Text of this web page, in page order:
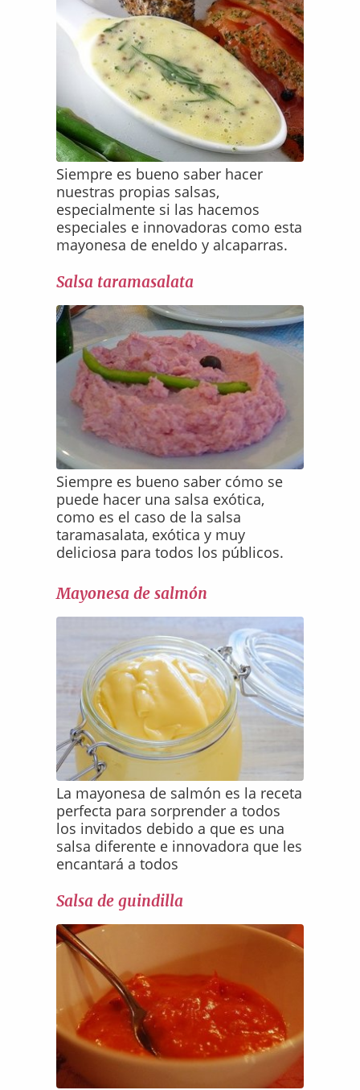
Siempre es bueno saber hacer
nuestras propias salsas,
especialmente si las hacemos
especiales e innovadoras como esta
mayonesa de eneldo y alcaparras.
Salsa taramasalata
Siempre es bueno saber cómo se
puede hacer una salsa exótica,
como es el caso de la salsa
taramasalata, exótica y muy
deliciosa para todos los públicos.
Mayonesa de salmón
La mayonesa de salmón es la receta
perfecta para sorprender a todos
los invitados debido a que es una
salsa diferente e innovadora que les
encantará a todos
Salsa de guindilla